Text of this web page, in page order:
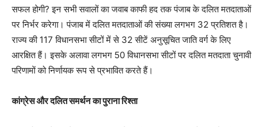
सफल होगी? इन सभी सवालों का जवाब काफी हद तक पंजाब के दलित मतदाताओं
पर निर्भर करेगा। पंजाब में दलित मतदाताओं की संख्या लगभग 32 प्रतिशत है।
राज्य की 117 विधानसभा सीटों में से 32 सीटें अनुसूचित जाति वर्ग के लिए
आरक्षित हैं। इसके अलावा लगभग 50 विधानसभा सीटों पर दलित मतदाता चुनावी
परिणामों को निर्णायक रूप से प्रभावित करते हैं।
कांग्रेस और दलित समर्थन का पुराना रिश्ता